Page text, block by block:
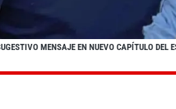
MENSAJE EN NUEVO CAPÍTULO DEL